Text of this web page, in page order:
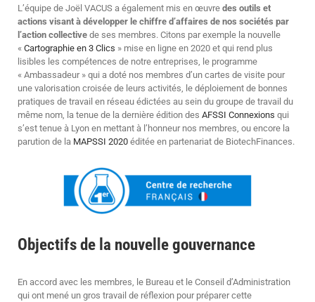
L’équipe de Joël VACUS a également mis en œuvre des outils et
actions visant à développer le chiffre d’affaires de nos sociétés par
l’action collective de ses membres. Citons par exemple la nouvelle
« Cartographie en 3 Clics » mise en ligne en 2020 et qui rend plus
lisibles les compétences de notre entreprises, le programme
« Ambassadeur » qui a doté nos membres d’un cartes de visite pour
une valorisation croisée de leurs activités, le déploiement de bonnes
pratiques de travail en réseau édictées au sein du groupe de travail du
même nom, la tenue de la dernière édition des AFSSI Connexions qui
s’est tenue à Lyon en mettant à l’honneur nos membres, ou encore la
parution de la MAPSSI 2020 éditée en partenariat de BiotechFinances.
Objectifs de la nouvelle gouvernance
En accord avec les membres, le Bureau et le Conseil d’Administration
qui ont mené un gros travail de réflexion pour préparer cette